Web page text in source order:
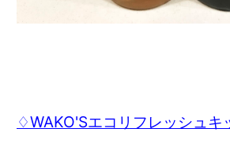
♢WAKO'Sエコリフレッシュキ